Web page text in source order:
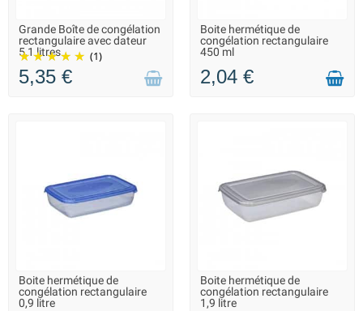
INDISPONIBLE - DÉLAI
INCONNU
Grande Boîte de congélation
rectangulaire avec dateur
5,1 litres
(1)
5,35 €
LIVRAISON 2 À 3 JOURS
Boite hermétique de
congélation rectangulaire
450 ml
2,04 €
LIVRAISON 2 À 3 JOURS
Boite hermétique de
congélation rectangulaire
0,9 litre
LIVRAISON 2 À 3 JOURS
Boite hermétique de
congélation rectangulaire
1,9 litre